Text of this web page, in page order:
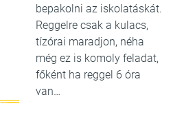
bepakolni az iskolatáskát.
Reggelre csak a kulacs,
tízórai maradjon, néha
még ez is komoly feladat,
főként ha reggel 6 óra
van…